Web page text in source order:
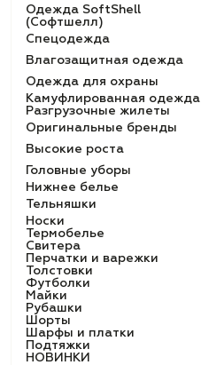
Одежда SoftShell
(Софтшелл)
Спецодежда
Влагозащитная одежда
Одежда для охраны
Камуфлированная одежда
Разгрузочные жилеты
Оригинальные бренды
Высокие роста
Головные уборы
Нижнее белье
Тельняшки
Носки
Термобелье
Свитера
Перчатки и варежки
Толстовки
Футболки
Майки
Рубашки
Шорты
Шарфы и платки
Подтяжки
НОВИНКИ